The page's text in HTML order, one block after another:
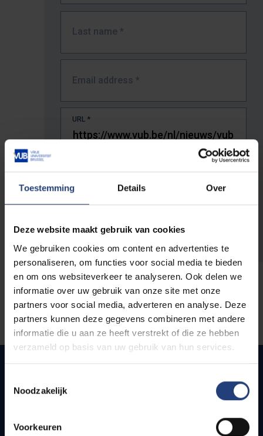
Toestemming Details Over
Deze website maakt gebruik van cookies
We gebruiken cookies om content en advertenties te
personaliseren, om functies voor social media te bieden
en om ons websiteverkeer te analyseren. Ook delen we
informatie over uw gebruik van onze site met onze
partners voor social media, adverteren en analyse. Deze
partners kunnen deze gegevens combineren met andere
informatie die u aan ze heeft verstrekt of die ze hebben
verzameld op basis van uw gebruik van hun services.
Noodzakelijk
Voorkeuren
Last name *
Email address *
URL *
The full URL of the page where you encountered the error.
Quick links